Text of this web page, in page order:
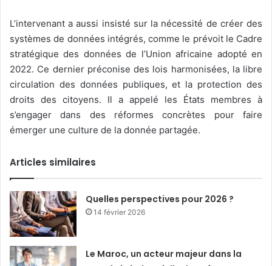
L’intervenant a aussi insisté sur la nécessité de créer des
systèmes de données intégrés, comme le prévoit le Cadre
stratégique des données de l’Union africaine adopté en
2022. Ce dernier préconise des lois harmonisées, la libre
circulation des données publiques, et la protection des
droits des citoyens. Il a appelé les États membres à
s’engager dans des réformes concrètes pour faire
émerger une culture de la donnée partagée.
Articles similaires
Quelles perspectives pour 2026 ?
14 février 2026
Le Maroc, un acteur majeur dans la